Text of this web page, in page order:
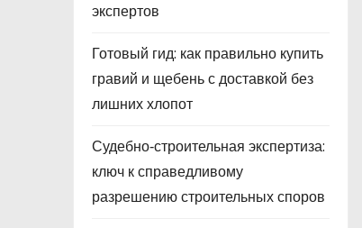
экспертов
Готовый гид: как правильно купить
гравий и щебень с доставкой без
лишних хлопот
Судебно‑строительная экспертиза:
ключ к справедливому
разрешению строительных споров